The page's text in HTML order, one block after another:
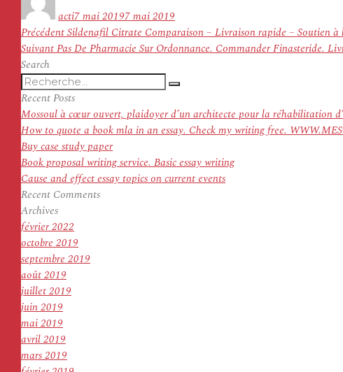
actile
7 mai 20197 mai 2019
Navigation
de
l’article
PrécédentArticle
précédent :
Sildenafil Citrate Comparaison – Livraison rapide – Soutien
SuivantArticle
Pas De Pharmacie Sur Ordonnance. Commander Finasteride.
Search
Recherche
pour
:
Recherche
Recent Posts
Mossoul à cœur ouvert, plaidoyer d’un architecte pour la réhabilitation
How to quote a book mla in an essay. Check my writing free.
Buy case study paper
Book proposal writing service. Basic essay writing
Cause and effect essay topics on current events
Recent Comments
Archives
février 2022
octobre 2019
septembre 2019
août 2019
juillet 2019
juin 2019
mai 2019
avril 2019
mars 2019